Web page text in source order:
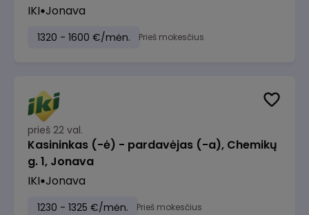
IKI Jonava
1320 - 1600 €/mėn. Prieš mokesčius
prieš 22 val.
Kasininkas (-ė) - pardavėjas (-a), Chemikų
g. 1, Jonava
IKI Jonava
1230 - 1325 €/mėn. Prieš mokesčius